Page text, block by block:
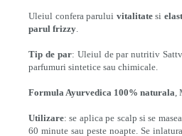
Uleiul confera parului vitalitatesi
parul frizzy.
Tip de par: Uleiul de par nutritiv
parfumuri sintetice sau chimicale.
Formula Ayurvedica 100% naturala,
Utilizare: se aplica pe scalp si se
60 minute sau peste noapte. Se